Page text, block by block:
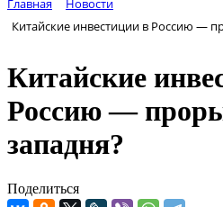
Главная
Новости
Китайские инвестиции в Россию —
Китайские
Россию —
западня?
Поделиться